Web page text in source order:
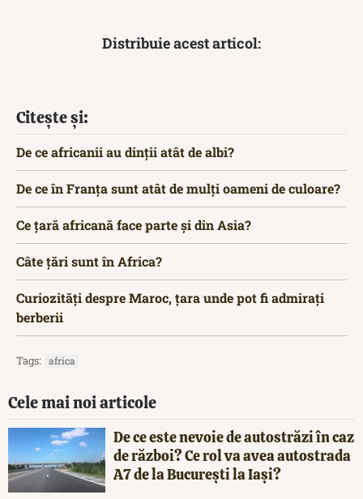
Distribuie acest articol:
Citește și:
De ce africanii au dinții atât de albi?
De ce în Franța sunt atât de mulți oameni de culoare?
Ce țară africană face parte și din Asia?
Câte țări sunt în Africa?
Curiozități despre Maroc, țara unde pot fi admirați
berberii
Tags: africa
Cele mai noi articole
De ce este nevoie de autostrăzi în caz
de război? Ce rol va avea autostrada
A7 de la București la Iași?